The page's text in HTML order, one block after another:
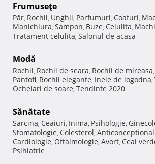
Frumuseţe
Păr, Rochii, Unghii, Parfumuri, Coafuri,
Manichiura, Sampon, Buze, Celulita,
Tratament celulita, Salonul de acasa
Modă
Rochii, Rochii de seara, Rochii de mireasa,
Pantofi, Rochii elegante, Inele de logodna,
Ochelari de soare, Tendinte 2020
Sănătate
Sarcina, Ceaiuri, Inima, Psihologie,
Stomatologie, Colesterol,
Cardiologie, Oftalmologie, Avort, Ceai
Psihiatrie